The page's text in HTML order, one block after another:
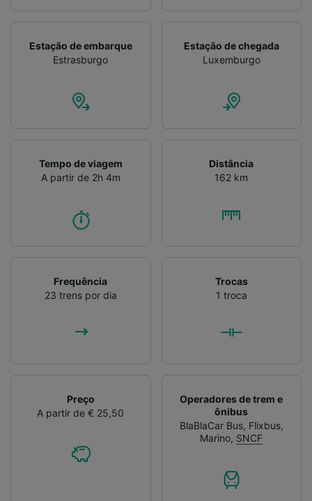
Estação de embarque
Estrasburgo
Estação de chegada
Luxemburgo
Tempo de viagem
A partir de 2h 4m
Distância
162 km
Frequência
23 trens por dia
Trocas
1 troca
Preço
A partir de € 25,50
Operadores de trem e
ônibus
BlaBlaCar Bus, Flixbus,
Marino, SNCF
Verificar ativamente as características do
dispositivo para identificação. Armazenar e/ou
Publicidade e conteúdo personalizados,
medição de publicidade e conteúdo, pesquisa
Lista de parceiros (fornecedores)